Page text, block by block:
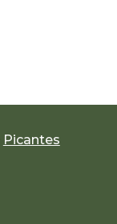
Picantes